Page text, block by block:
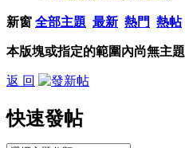
新窗 全部主題 最新 熱門 熱帖
本版塊或指定的範圍內尚無主題
返 回
快速發帖